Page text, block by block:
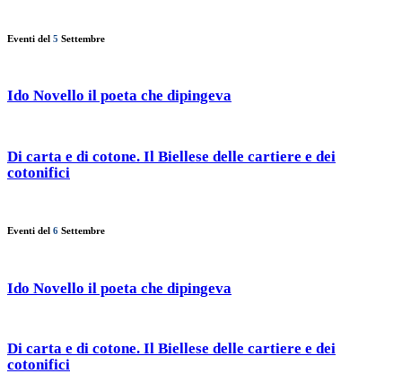
Eventi del 5 Settembre
Ido Novello il poeta che dipingeva
Di carta e di cotone. Il Biellese delle cartiere e dei
cotonifici
Eventi del 6 Settembre
Ido Novello il poeta che dipingeva
Di carta e di cotone. Il Biellese delle cartiere e dei
cotonifici